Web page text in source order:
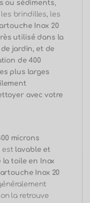
ou sédiments,
brindilles, les
Inox 20
utilisé dans la
jardin, et de
de 400
plus larges
avec votre
microns
est lavable et
toile en Inox
Inox 20
la retrouve